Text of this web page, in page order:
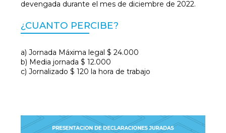
devengada durante el mes de diciembre de 2022.
¿CUANTO PERCIBE?
a) Jornada Máxima legal $ 24.000
b) Media jornada $ 12.000
c) Jornalizado $ 120 la hora de trabajo